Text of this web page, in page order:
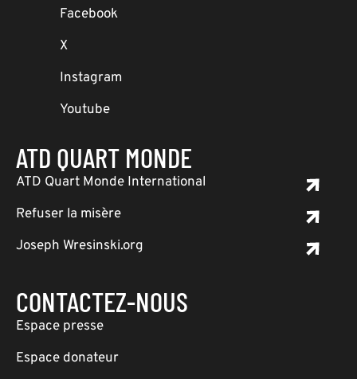
Facebook
X
Instagram
Youtube
ATD QUART MONDE
ATD Quart Monde International
Refuser la misère
Joseph Wresinski.org
CONTACTEZ-NOUS
Espace presse
Espace donateur